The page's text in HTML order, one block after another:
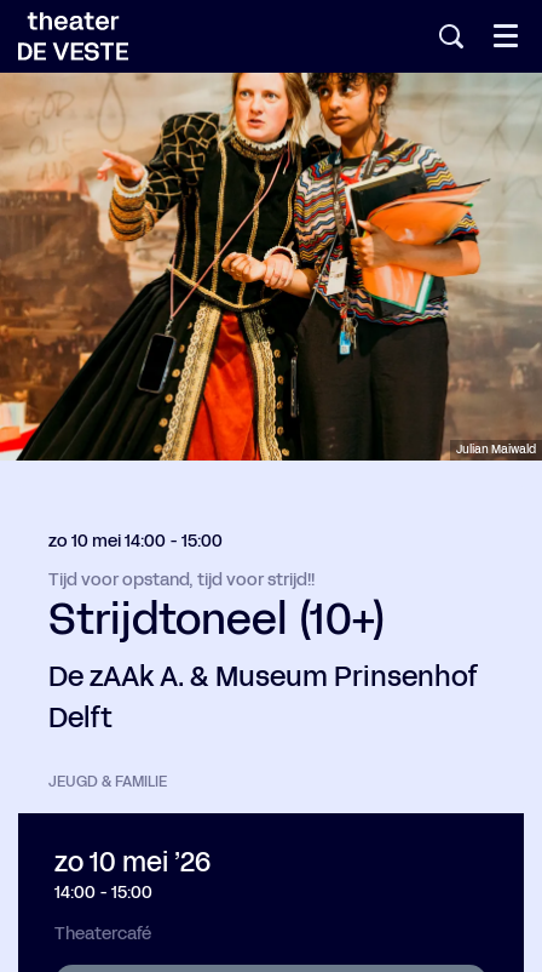
Menu
Julian Maiwald
Strijdtoneel (10+)
De zAAk A. & Museum Prinsenhof
Delft
Tijd voor opstand, tijd voor strijd!!
zo 10 mei14:00 - 15:00
JEUGD & FAMILIE
zo 10 mei ’26
14:00 - 15:00
Theatercafé